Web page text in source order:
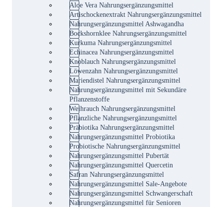
Aloe Vera Nahrungsergänzungsmittel
Artischockenextrakt Nahrungsergänzungsmittel
Nahrungsergänzungsmittel Ashwagandha
Bockshornklee Nahrungsergänzungsmittel
Kurkuma Nahrungsergänzungsmittel
Echinacea Nahrungsergänzungsmittel
Knoblauch Nahrungsergänzungsmittel
Löwenzahn Nahrungsergänzungsmittel
Mariendistel Nahrungsergänzungsmittel
Nahrungsergänzungsmittel mit Sekundäre
Pflanzenstoffe
Weihrauch Nahrungsergänzungsmittel
Pflanzliche Nahrungsergänzungsmittel
Präbiotika Nahrungsergänzungsmittel
Nahrungsergänzungsmittel Probiotika
Probiotische Nahrungsergänzungsmittel
Nahrungsergänzungsmittel Pubertät
Nahrungsergänzungsmittel Quercetin
Safran Nahrungsergänzungsmittel
Nahrungsergänzungsmittel Sale-Angebote
Nahrungsergänzungsmittel Schwangerschaft
Nahrungsergänzungsmittel für Senioren